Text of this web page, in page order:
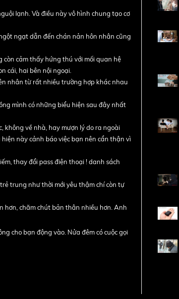
lạnh. Và điều này vô hình chung tạo cơ
ngạt dẫn đến chán nản hôn nhân cũng
còn cảm thấy hứng thú với mối quan hệ
cái, hai bên nội ngoại.
nhân từ rất nhiều trường hợp khác nhau
mình có những biểu hiện sau đây nhất
không về nhà, hay mượn lý do ra ngoài
này cảnh báo việc bạn nên cẩn thận vì
thay đổi pass điện thoại ! danh sách
trung như thời mới yêu thậm chí còn tự
hơn, chăm chút bản thân nhiều hơn. Anh
cho bạn động vào. Nửa đêm có cuộc gọi